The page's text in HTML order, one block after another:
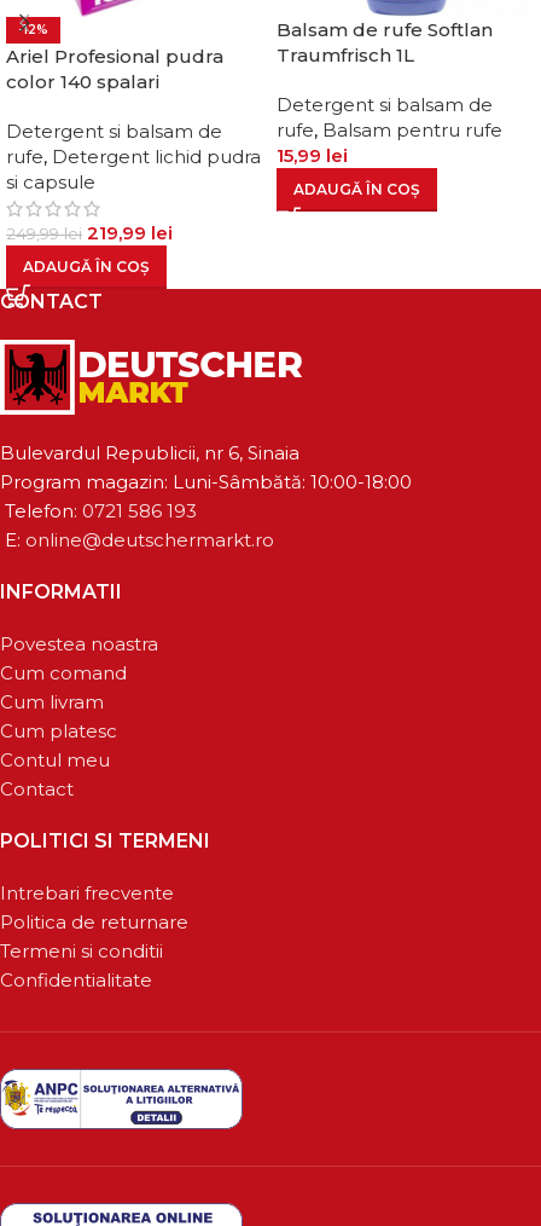
-12%
Ariel Profesional pudra
color 140 spalari
Detergent si balsam de
rufe, Detergent lichid pudra
si capsule
249,99lei 219,99 lei
ADAUGĂ ÎN COȘ
Balsam de rufe Softlan
Traumfrisch 1L
Detergent si balsam de
rufe, Balsam pentru rufe
15,99 lei
ADAUGĂ ÎN COȘ
CONTACT
Bulevardul Republicii, nr 6, Sinaia
Program magazin: Luni-Sâmbătă: 10:00-18:00
Telefon: 0721 586 193
E: online@deutschermarkt.ro
INFORMATII
Povestea noastra
Cum comand
Cum livram
Cum platesc
Contul meu
Contact
POLITICI SI TERMENI
Intrebari frecvente
Politica de returnare
Termeni si conditii
Confidentialitate